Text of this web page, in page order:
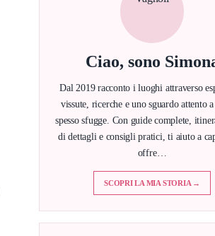
Ciao, sono
Dal 2019 racconto i luoghi attraverso
vissute, ricerche e uno sguardo attento
spesso sfugge. Con guide complete,
di dettagli e consigli pratici, ti aiuto a
offre…
SCOPRI LA MIA STORIA →